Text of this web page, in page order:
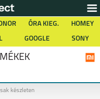
ÓRA KIEG.
HOMEY
GOOGLE SONY
készleten